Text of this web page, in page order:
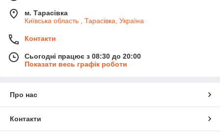
м. Тарасівка
Київська область , Тарасівка, Україна
Контакти
Сьогодні працює з 08:30 до 20:00
Показати весь графік роботи
Про нас
Контакти